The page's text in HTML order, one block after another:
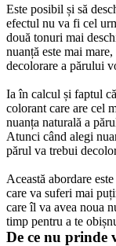
Este posibil și să
efectul nu va fi cel
două tonuri mai
nuanță este mai
decolorare a părului
Ia în calcul și faptul
colorant care are cel
nuanța naturală a
Atunci când alegi
părul va trebui
Această abordare
care va suferi mai
care îl va avea noua
timp pentru a te
De ce nu prinde